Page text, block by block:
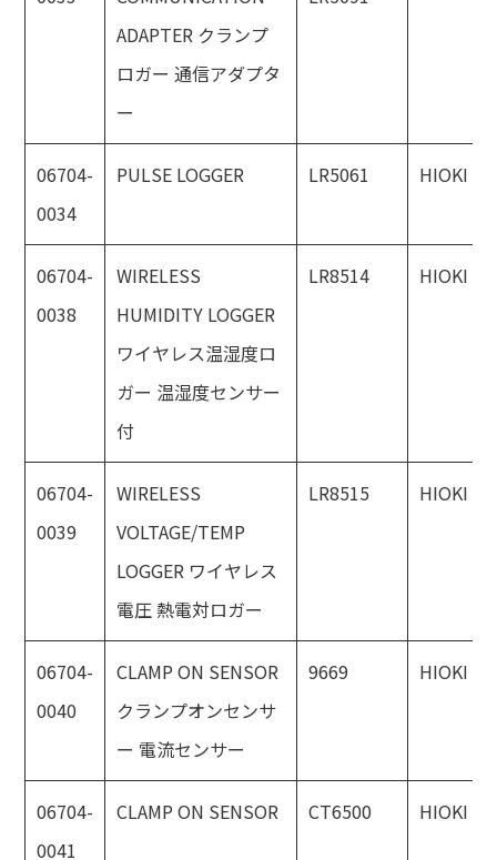
ADAPTER クランプ
ロガー 通信アダプタ
ー
06704-
0034
PULSE LOGGER LR5061 HIOKI
06704-
0038
WIRELESS
HUMIDITY LOGGER
ワイヤレス温湿度ロ
ガー 温湿度センサー
付
LR8514 HIOKI
06704-
0039
WIRELESS
VOLTAGE/TEMP
LOGGER ワイヤレス
電圧 熱電対ロガー
LR8515 HIOKI
06704-
0040
CLAMP ON SENSOR
クランプオンセンサ
ー 電流センサー
9669 HIOKI
06704-
0041
CLAMP ON SENSOR CT6500 HIOKI